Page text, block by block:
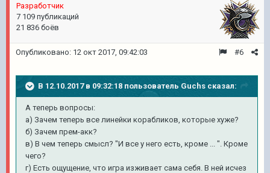
Разработчик
7 109 публикаций
21 836 боёв
#6
Опубликовано: 12 окт 2017, 09:42:03
В 12.10.2017 в 09:32:18 пользователь Guchs сказал:
А теперь вопросы:
а) Зачем теперь все линейки корабликов, которые хуже?
б) Зачем прем-акк?
в) В чем теперь смысл? "И все у него есть, кроме ... ". Кроме
чего?
г) Есть ощущение, что игра изживает сама себя. В ней исчез